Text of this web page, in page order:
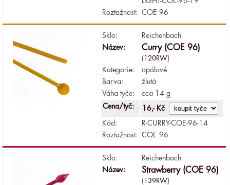
Roztažnost:
COE 96
Sklo:
Reichenbach
Název:
Curry (COE 96)
(120RW)
Kategorie:
opálové
Barva:
žlutá
Váha tyče:
cca 14 g
Cena/tyč:
16,- Kč
Kód:
R-CURRY-COE-96-14
Roztažnost:
COE 96
Sklo:
Reichenbach
Název:
Strawberry (COE 96)
(139RW)